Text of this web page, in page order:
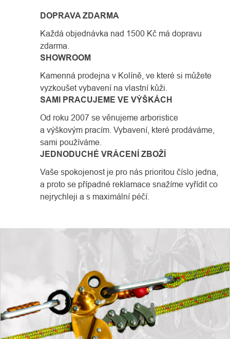
DOPRAVA ZDARMA
Každá objednávka nad 1500 Kč má dopravu
zdarma.
SHOWROOM
Kamenná prodejna v Kolíně, ve které si můžete
vyzkoušet vybavení na vlastní kůži.
SAMI PRACUJEME VE VÝŠKÁCH
Od roku 2007 se věnujeme arboristice
a výškovým pracím. Vybavení, které prodáváme,
sami používáme.
JEDNODUCHÉ VRÁCENÍ ZBOŽÍ
Vaše spokojenost je pro nás prioritou číslo jedna,
a proto se případné reklamace snažíme vyřídit co
nejrychleji a s maximální péčí.